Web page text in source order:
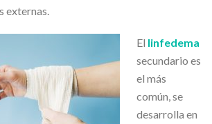
externas.
El linfedema
secundario es
el más
común, se
desarrolla en